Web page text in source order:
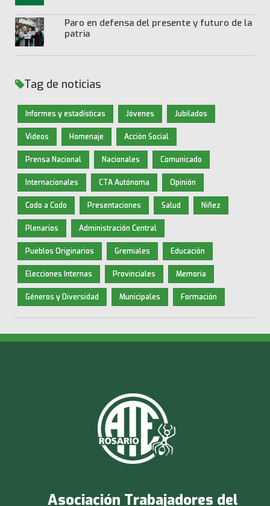
Paro en defensa del presente y futuro de la
patria
Tag de noticias
Informes y estadísticas Jóvenes Jubilados
Videos Homenaje Acción Social
Prensa Nacional Nacionales Comunicado
Internacionales CTA Autónoma Opinión
Codo a Codo Presentaciones Salud Niñez
Plenarios Administración Central
Pueblos Originarios Gremiales Educación
Elecciones Internas Provinciales Memoria
Géneros y Diversidad Municipales Formación
Asociación Trabajadores del